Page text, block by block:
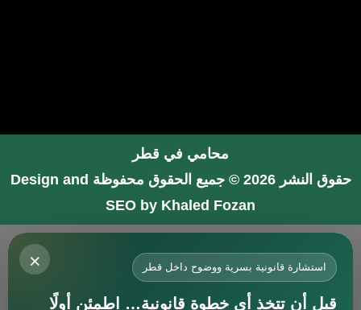
محامي في قطر
حقوق النشر 2026 © جميع الحقوق محفوظة
Design and
SEO by Khaled Fozan
× استشارة قانونية بسرية ووضوح داخل قطر
قبل أن تتخذ أي خطوة قانونية… اطمئن أولًا
محامي في جدة
محامي في الرياض شاطر
محامي في المدينة المنورة